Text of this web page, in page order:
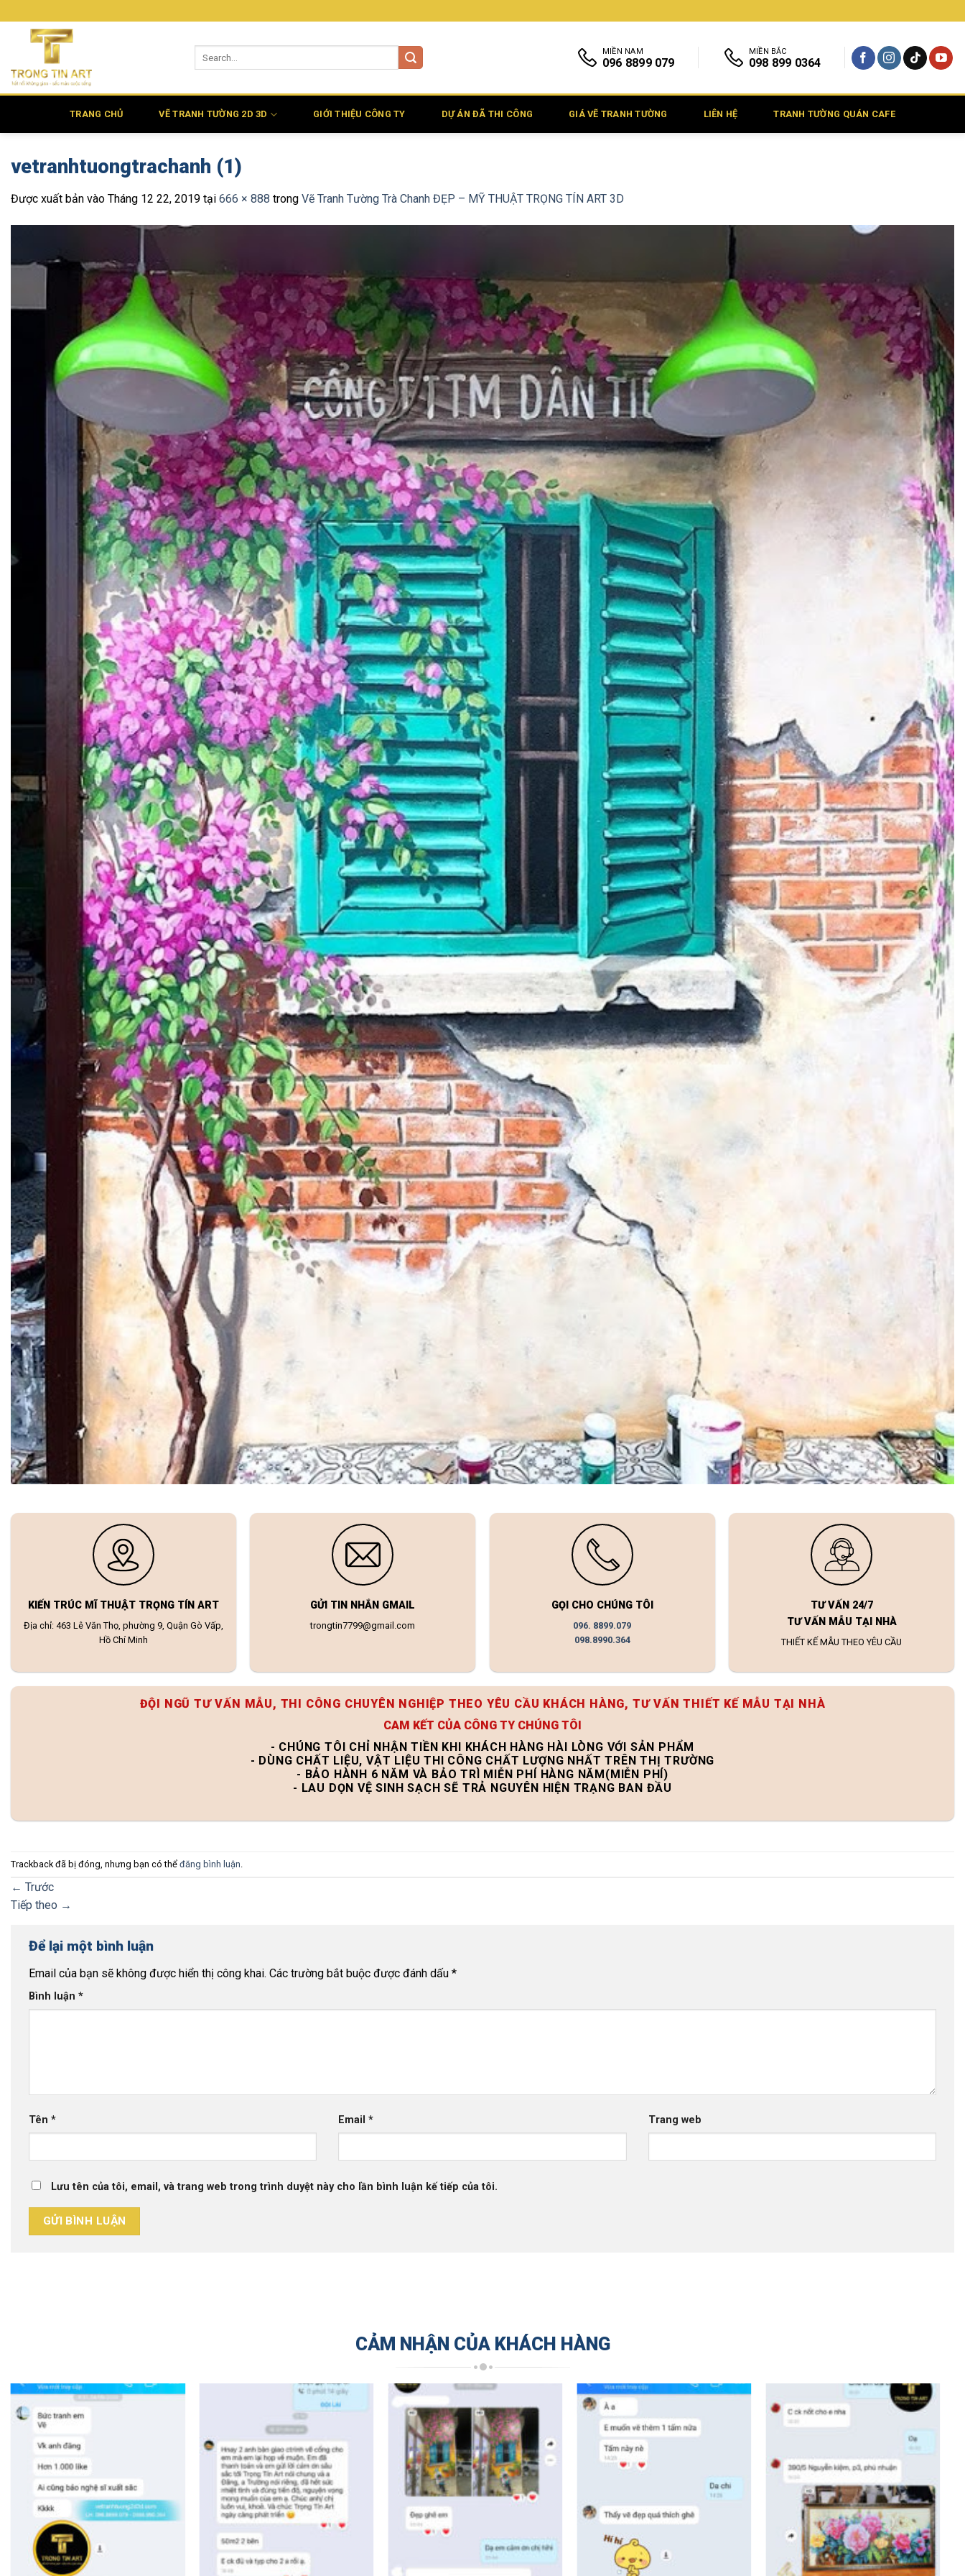
qua
MIỀN NAM
096 8899 079
MIỀN BẮC
098 899 0364
TRANG CHỦ VẼ TRANH TƯỜNG 2D 3D GIỚI THIỆU CÔNG TY DỰ ÁN ĐÃ THI CÔNG GIÁ VẼ TRANH TƯỜNG LIÊN HỆ TRANH TƯỜNG QUÁN CAFE
vetranhtuongtrachanh (1)
Được xuất bản vào Tháng 12 22, 2019 tại 666 × 888 trong Vẽ Tranh Tường Trà Chanh ĐẸP – MỸ THUẬT TRỌNG TÍN ART 3D
KIẾN TRÚC MĨ THUẬT TRỌNG TÍN ART
Địa chỉ: 463 Lê Văn Thọ, phường 9, Quận Gò Vấp,
Hồ Chí Minh
GỬI TIN NHẮN GMAIL
trongtin7799@gmail.com
GỌI CHO CHÚNG TÔI
096. 8899.079
098.8990.364
TƯ VẤN 24/7
TƯ VẤN MẪU TẠI NHÀ
THIẾT KẾ MẪU THEO YÊU CẦU
ĐỘI NGŨ TƯ VẤN MẪU, THI CÔNG CHUYÊN NGHIỆP THEO YÊU CẦU KHÁCH HÀNG, TƯ VẤN THIẾT KẾ MẪU TẠI NHÀ
CAM KẾT CỦA CÔNG TY CHÚNG TÔI
- CHÚNG TÔI CHỈ NHẬN TIỀN KHI KHÁCH HÀNG HÀI LÒNG VỚI SẢN PHẨM
- DÙNG CHẤT LIỆU, VẬT LIỆU THI CÔNG CHẤT LƯỢNG NHẤT TRÊN THỊ TRƯỜNG
- BẢO HÀNH 6 NĂM VÀ BẢO TRÌ MIỄN PHÍ HÀNG NĂM(MIỄN PHÍ)
- LAU DỌN VỆ SINH SẠCH SẼ TRẢ NGUYÊN HIỆN TRẠNG BAN ĐẦU
Trackback đã bị đóng, nhưng bạn có thể đăng bình luận
← Trước
Tiếp theo →
Để lại một bình luận
Email của bạn sẽ không được hiển thị công khai. Các trường bắt buộc được đánh dấu *
Bình luận *
Tên * Email* Trang web
Lưu tên của tôi, email, và trang web trong trình duyệt này cho lần bình luận kế tiếp của tôi.
CẢM NHẬN CỦA KHÁCH HÀNG